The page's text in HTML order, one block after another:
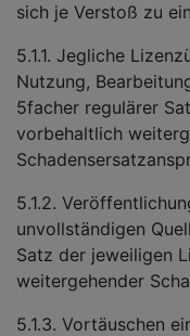
sich je Verstoß zu
5.1.1. Jegliche
Nutzung,
5facher regulärer
vorbehaltlich
5.1.2.
unvollständigen
Satz der jeweiligen
weitergehender
5.1.3. Vortäuschen